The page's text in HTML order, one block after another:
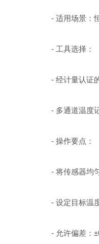
- 适用场景：恒
- 工具选择：
- 经计量认证的
- 多通道温度记
- 操作要点：
- 将传感器均匀
- 设定目标温度
- 允许偏差：